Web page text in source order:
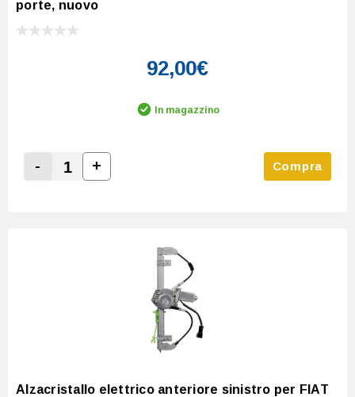
porte, nuovo
92,00€
In magazzino
Decrease Quantity:
-
Increase Quantity:
+ Compra
Alzacristallo elettrico anteriore sinistro per FIAT